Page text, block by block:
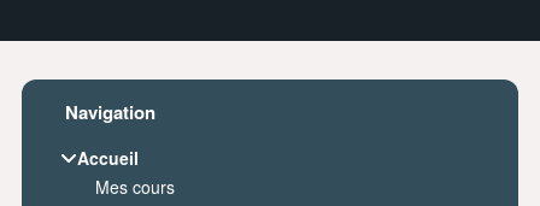
Blocs
Passer Navigation
Navigation
Accueil
Mes cours